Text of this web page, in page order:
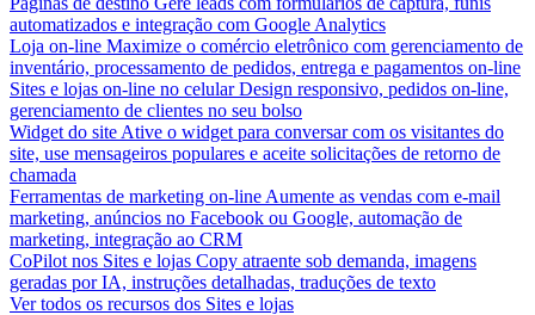
automatizados e integração com Google Analytics
Loja on-line Maximize o comércio eletrônico com gerenciamento de
inventário, processamento de pedidos, entrega e pagamentos on-line
Sites e lojas on-line no celular Design responsivo, pedidos on-line,
gerenciamento de clientes no seu bolso
Widget do site Ative o widget para conversar com os visitantes do
site, use mensageiros populares e aceite solicitações de retorno de
chamada
Ferramentas de marketing on-line Aumente as vendas com e-mail
marketing, anúncios no Facebook ou Google, automação de
marketing, integração ao CRM
CoPilot nos Sites e lojas Copy atraente sob demanda, imagens
geradas por IA, instruções detalhadas, traduções de texto
Ver todos os recursos dos Sites e lojas